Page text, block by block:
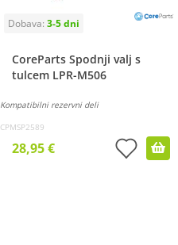
CoreParts Spodnji valj s
tulcem LPR-M506
Kompatibilni rezervni deli
CPMSP2589
28,95 €